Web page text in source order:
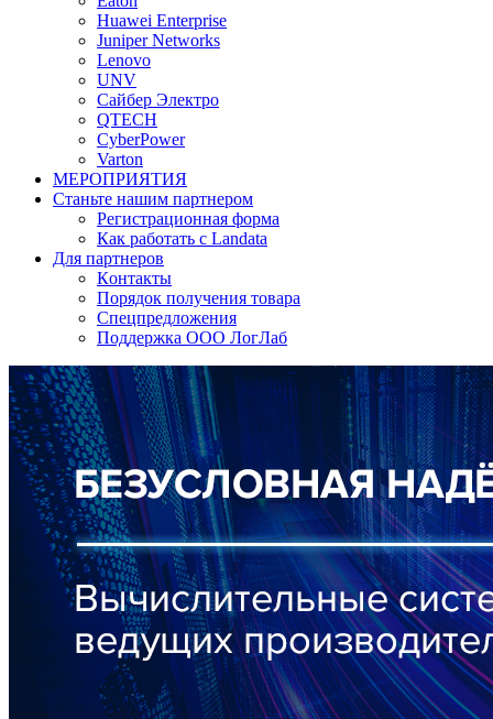
Huawei Enterprise
Juniper Networks
Lenovo
UNV
Сайбер Электро
QTECH
CyberPower
Varton
МЕРОПРИЯТИЯ
Станьте нашим партнером
Регистрационная форма
Как работать с Landata
Для партнеров
Кoнтaкты
Порядок получения товара
Спецпредложения
Поддержка ООО ЛогЛаб